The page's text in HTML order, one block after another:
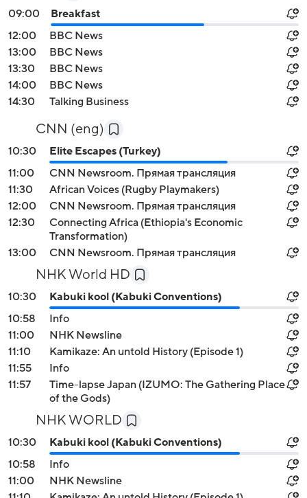
09:00
Breakfast
12:00
BBC News
13:00
BBC News
13:30
BBC News
14:00
BBC News
14:30
Talking Business
CNN (eng)
10:30
Elite Escapes (Turkey)
11:00
CNN Newsroom. Прямая трансляция
11:30
African Voices (Rugby Playmakers)
12:00
CNN Newsroom. Прямая трансляция
12:30
Connecting Africa (Ethiopia's Economic
Transformation)
13:00
CNN Newsroom. Прямая трансляция
NHK World HD
10:30
Kabuki kool (Kabuki Conventions)
10:58
Info
11:00
NHK Newsline
11:10
Kamikaze: An untold History (Episode 1)
11:55
Info
11:57
Time-lapse Japan (IZUMO: The Gathering Place
of the Gods)
NHK WORLD
10:30
Kabuki kool (Kabuki Conventions)
10:58
Info
11:00
NHK Newsline